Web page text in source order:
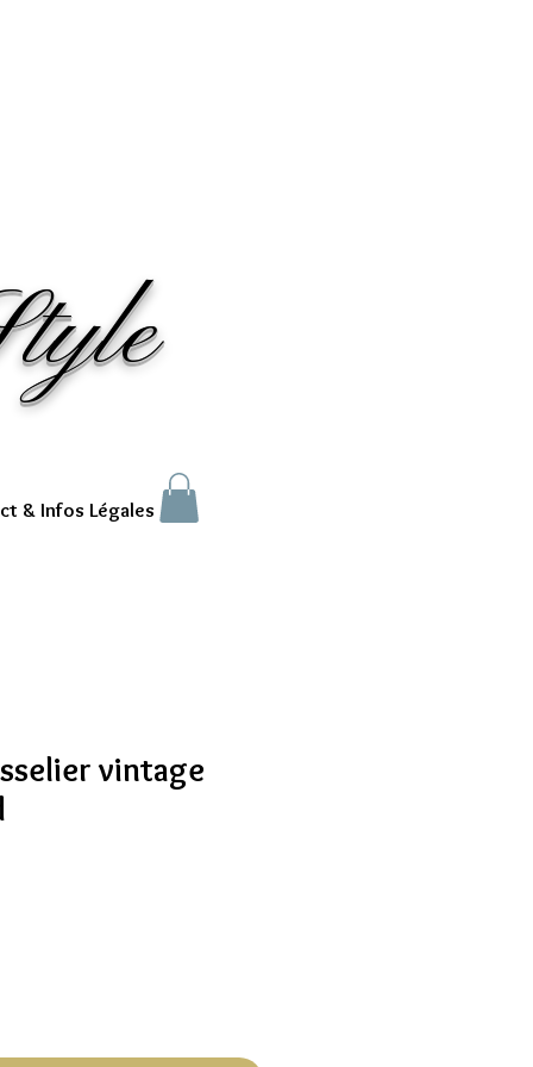
& Infos Légales
vintage